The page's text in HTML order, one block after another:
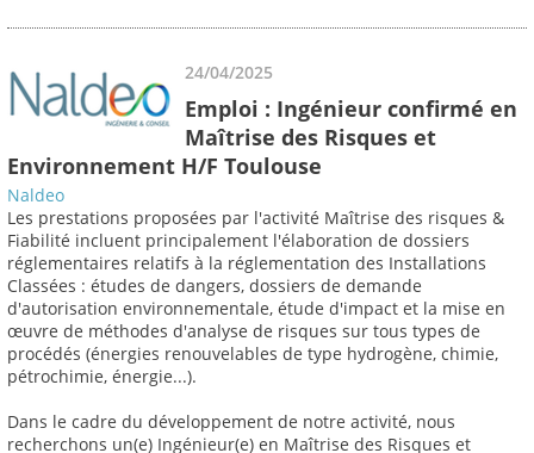
24/04/2025
Emploi : Ingénieur confirmé en
Maîtrise des Risques et
Environnement H/F Toulouse
Naldeo
Les prestations proposées par l'activité Maîtrise des risques &
Fiabilité incluent principalement l'élaboration de dossiers
réglementaires relatifs à la réglementation des Installations
Classées : études de dangers, dossiers de demande
d'autorisation environnementale, étude d'impact et la mise en
œuvre de méthodes d'analyse de risques sur tous types de
procédés (énergies renouvelables de type hydrogène, chimie,
pétrochimie, énergie...).
Dans le cadre du développement de notre activité, nous
recherchons un(e) Ingénieur(e) en Maîtrise des Risques et